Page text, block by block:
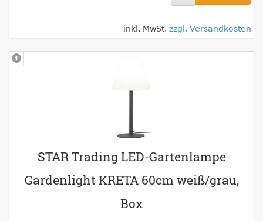
inkl. MwSt. zzgl. Versandkosten
STAR Trading LED-Gartenlampe
Gardenlight KRETA 60cm weiß/grau,
Box